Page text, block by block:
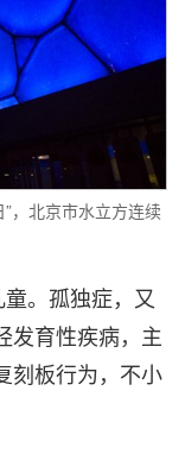
，北京市水立方连续
。孤独症，又
发育性疾病，主
刻板行为，不小